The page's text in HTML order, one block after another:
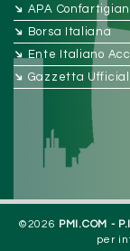
➔ APA
➔ Borsa Italiana
➔ Ente Italiano
➔ Gazzetta
©2026 PMI.COM -
per